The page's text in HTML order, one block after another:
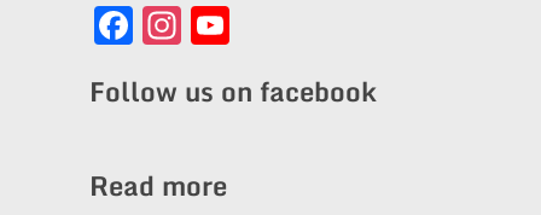
Facebook
Instagram
YouTube
Follow us on facebook
Read more